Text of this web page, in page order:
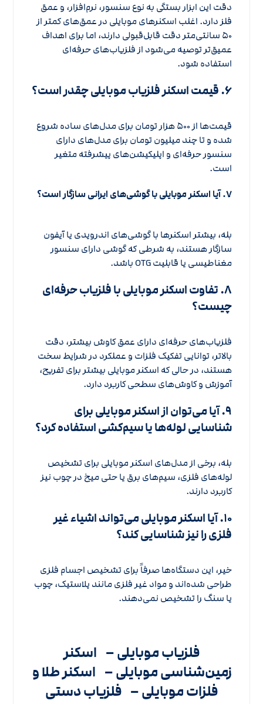
دقت این ابزار بستگی به نوع سنسور، نرم‌افزار، و عمق
فلز دارد. اغلب اسکنرهای موبایلی در عمق‌های کمتر از
۵۰ سانتی‌متر دقت قابل‌قبولی دارند، اما برای اهداف
عمیق‌تر توصیه می‌شود از فلزیاب‌های حرفه‌ای
استفاده شود.
۶. قیمت اسکنر فلزیاب موبایلی چقدر است؟
قیمت‌ها از ۵۰۰ هزار تومان برای مدل‌های ساده شروع
شده و تا چند میلیون تومان برای مدل‌های دارای
سنسور حرفه‌ای و اپلیکیشن‌های پیشرفته متغیر
است.
۷. آیا اسکنر موبایلی با گوشی‌های ایرانی سازگار است؟
بله، بیشتر اسکنرها با گوشی‌های اندرویدی یا آیفون
سازگار هستند، به شرطی که گوشی دارای سنسور
مغناطیسی یا قابلیت OTG باشد.
۸. تفاوت اسکنر موبایلی با فلزیاب حرفه‌ای
چیست؟
فلزیاب‌های حرفه‌ای دارای عمق کاوش بیشتر، دقت
بالاتر، توانایی تفکیک فلزات و عملکرد در شرایط سخت
هستند، در حالی که اسکنر موبایلی بیشتر برای تفریح،
آموزش و کاوش‌های سطحی کاربرد دارد.
۹. آیا می‌توان از اسکنر موبایلی برای
شناسایی لوله‌ها یا سیم‌کشی استفاده کرد؟
بله، برخی از مدل‌های اسکنر موبایلی برای تشخیص
لوله‌های فلزی، سیم‌های برق یا حتی میخ در چوب نیز
کاربرد دارند.
۱۰. آیا اسکنر موبایلی می‌تواند اشیاء غیر
فلزی را نیز شناسایی کند؟
خیر، این دستگاه‌ها صرفاً برای تشخیص اجسام فلزی
طراحی شده‌اند و مواد غیر فلزی مانند پلاستیک، چوب
یا سنگ را تشخیص نمی‌دهند.
فلزیاب موبایلی – اسکنر
زمین‌شناسی موبایلی – اسکنر طلا و
فلزات موبایلی – فلزیاب دستی